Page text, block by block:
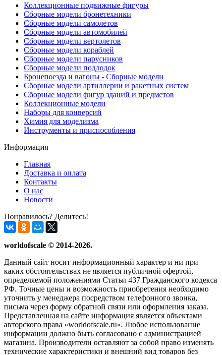
Коллекционные подвижные фигуры
Сборные модели бронетехники
Сборные модели самолетов
Сборные модели автомобилей
Сборные модели вертолетов
Сборные модели кораблей
Сборные модели парусников
Сборные модели подлодок
Бронепоезда и вагоны - Сборные модели
Сборные модели артиллерии и ракетных систем
Сборные модели фигур зданий и предметов
Коллекционные модели
Наборы для конверсий
Химия для моделизма
Инструменты и приспособления
Информация
Главная
Доставка и оплата
Контакты
О нас
Новости
Понравилось? Делитесь!
worldofscale © 2014-2026.
Данный сайт носит информационный характер и ни при
каких обстоятельствах не является публичной офертой,
определяемой положениями Статьи 437 Гражданского кодекса
РФ. Точные цены и возможность приобретения необходимо
уточнить у менеджера посредством телефонного звонка,
письма через форму обратной связи или оформления заказа.
Представленная на сайте информация является объектами
авторского права «worldofscale.ru». Любое использование
информации должно быть согласовано с администрацией
магазина. Производители оставляют за собой право изменять
технические характеристики и внешний вид товаров без